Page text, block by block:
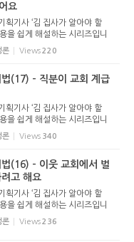
요
획기사 ‘김 집사가 알아야 할
을 쉽게 해설하는 시리즈입니
리즈로서 여기에 싣는 것은
. 글 내용은 기독교보에 실린
론 Views220
(17) - 직분이 교회 계급
획기사 ‘김 집사가 알아야 할
을 쉽게 해설하는 시리즈입니
리즈로서 여기에 싣는 것은
. 글 내용은 기독교보에 실린
론 Views 340
(16) - 이웃 교회에서 벌
고 해요
획기사 ‘김 집사가 알아야 할
을 쉽게 해설하는 시리즈입니
리즈로서 여기에 싣는 것은
. 글 내용은 기독교보에 실린
론 Views236